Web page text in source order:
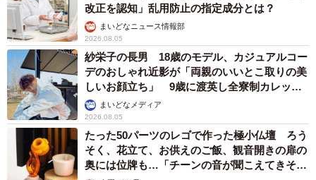
改正を認知」乱用防止の指定成分とは？
まいどなニュース情報部
2026.08.05
紗栄子の長男 18歳のモデル、カジュアルコー
デのおしゃれ近影が「両親のいいとこ取りの美
しいお顔立ち」 9歳に渡英し全寮制カレッジ
で学ぶまいどなメディア
2026.08.05
たった50パーツのレゴで作った極小仏壇 ろう
そく、花立て、お供えのご飯、観音開きの扉の
奥には位牌も…「チーンの音が聞こえてきそ